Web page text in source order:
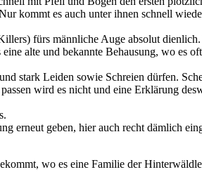
kommt es auch unter ihnen schnell
fürs männliche Auge absolut
alte und bekannte Behausung, wo es
stark Leiden sowie Schreien dürfen.
wird es nicht und eine Erklärung
geben, hier auch recht dämlich
wo es eine Familie der